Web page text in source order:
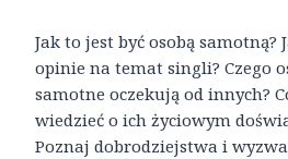
Jak to jest być osobą samotną?
opinie na temat singli? Czego
samotne oczekują od innych?
wiedzieć o ich życiowym
Poznaj dobrodziejstwa i